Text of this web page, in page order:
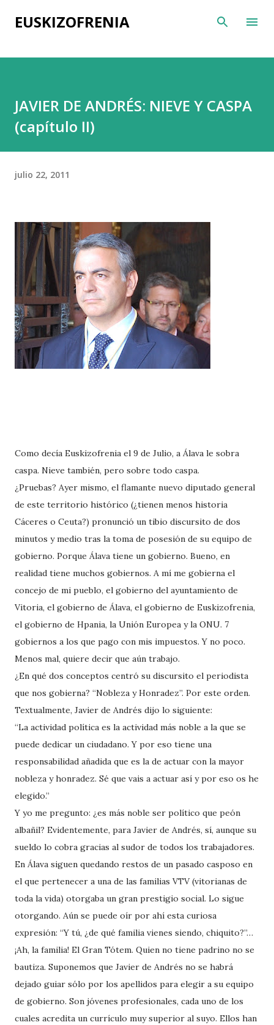
Ir al contenido principal
EUSKIZOFRENIA
JAVIER DE ANDRÉS: NIEVE Y CASPA
(capítulo II)
julio 22, 2011
Como decía Euskizofrenia el 9 de Julio, a Álava le sobra
caspa. Nieve también, pero sobre todo caspa.
¿Pruebas? Ayer mismo, el flamante nuevo diputado general
de este territorio histórico (¿tienen menos historia
Cáceres o Ceuta?) pronunció un tibio discursito de dos
minutos y medio tras la toma de posesión de su equipo de
gobierno. Porque Álava tiene un gobierno. Bueno, en
realidad tiene muchos gobiernos. A mí me gobierna el
concejo de mi pueblo, el gobierno del ayuntamiento de
Vitoria, el gobierno de Álava, el gobierno de Euskizofrenia,
el gobierno de Hpania, la Unión Europea y la ONU. 7
gobiernos a los que pago con mis impuestos. Y no poco.
Menos mal, quiere decir que aún trabajo.
¿En qué dos conceptos centró su discursito el periodista
que nos gobierna? “Nobleza y Honradez”. Por este orden.
Textualmente, Javier de Andrés dijo lo siguiente:
“La actividad política es la actividad más noble a la que se
puede dedicar un ciudadano. Y por eso tiene una
responsabilidad añadida que es la de actuar con la mayor
nobleza y honradez. Sé que vais a actuar así y por eso os he
elegido.”
Y yo me pregunto: ¿es más noble ser político que peón
albañil? Evidentemente, para Javier de Andrés, sí, aunque su
sueldo lo cobra gracias al sudor de todos los trabajadores.
En Álava siguen quedando restos de un pasado casposo en
el que pertenecer a una de las familias VTV (vitorianas de
toda la vida) otorgaba un gran prestigio social. Lo sigue
otorgando. Aún se puede oír por ahí esta curiosa
expresión: “Y tú, ¿de qué familia vienes siendo, chiquito?”…
¡Ah, la familia! El Gran Tótem. Quien no tiene padrino no se
bautiza. Suponemos que Javier de Andrés no se habrá
dejado guiar sólo por los apellidos para elegir a su equipo
de gobierno. Son jóvenes profesionales, cada uno de los
cuales acredita un currículo muy superior al suyo. Ellos han